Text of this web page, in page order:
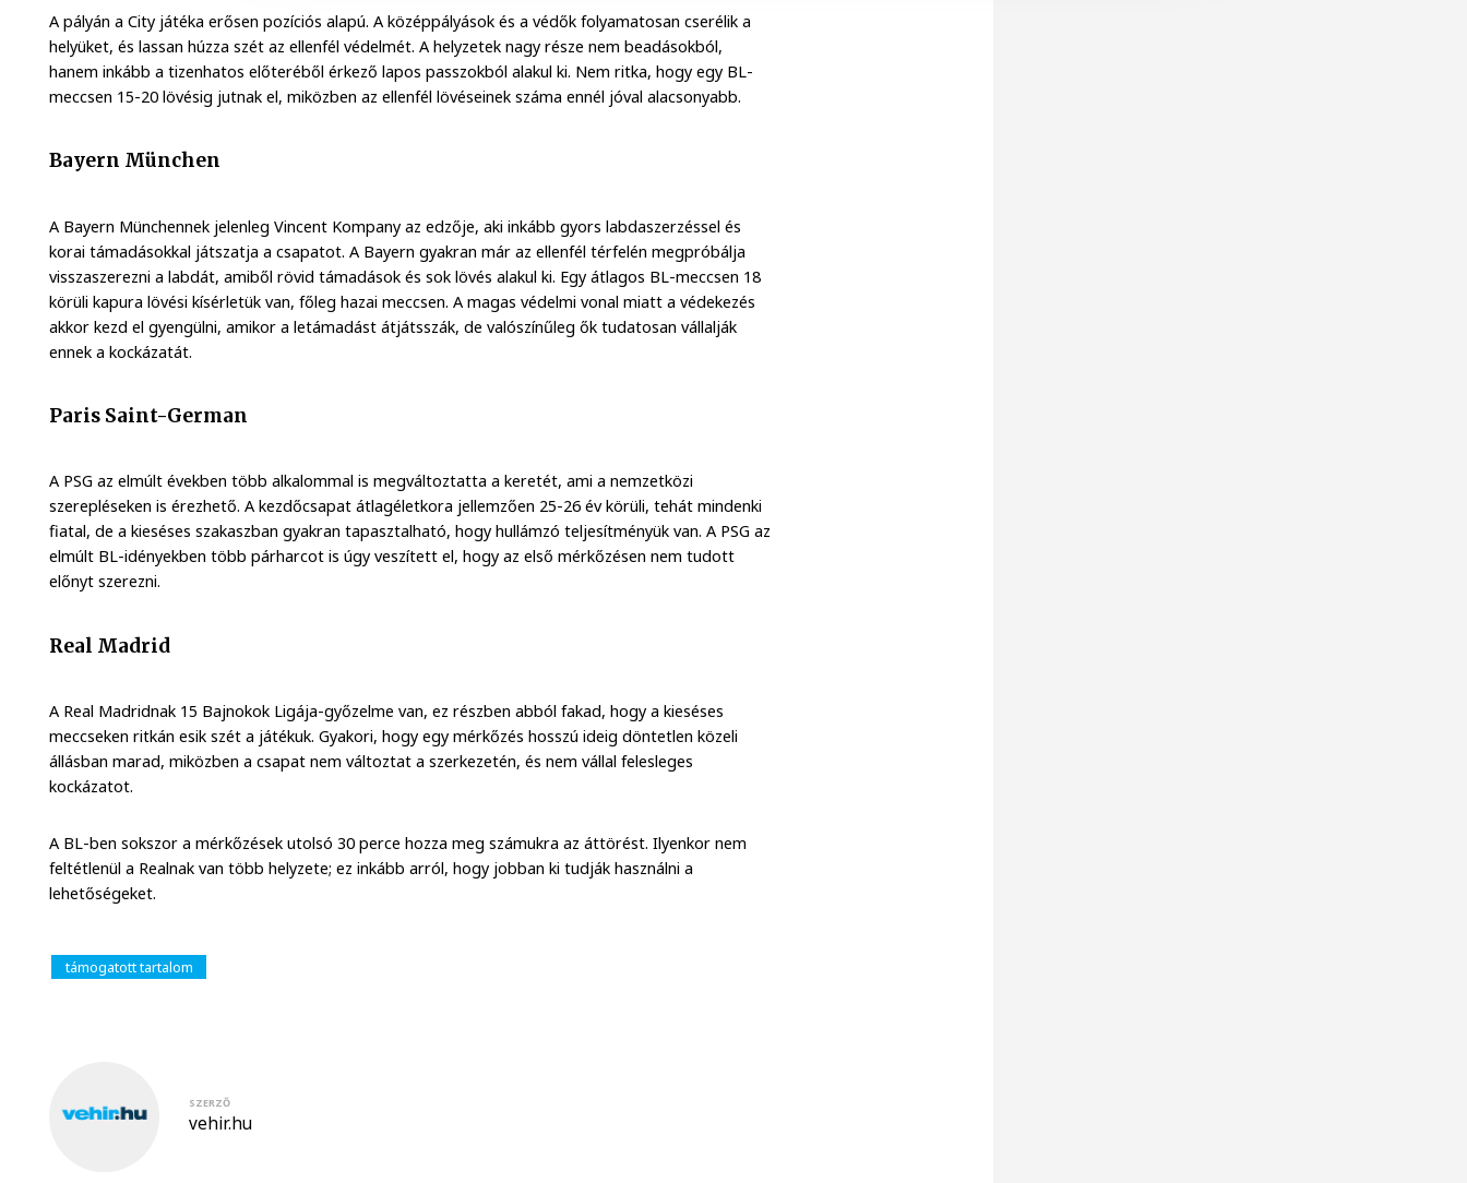
A pályán a City játéka erősen pozíciós alapú. A középpályások és a védők folyamatosan cserélik a
helyüket, és lassan húzza szét az ellenfél védelmét. A helyzetek nagy része nem beadásokból,
hanem inkább a tizenhatos előteréből érkező lapos passzokból alakul ki. Nem ritka, hogy egy BL-
meccsen 15-20 lövésig jutnak el, miközben az ellenfél lövéseinek száma ennél jóval alacsonyabb.
Bayern München
A Bayern Münchennek jelenleg Vincent Kompany az edzője, aki inkább gyors labdaszerzéssel és
korai támadásokkal játszatja a csapatot. A Bayern gyakran már az ellenfél térfelén megpróbálja
visszaszerezni a labdát, amiből rövid támadások és sok lövés alakul ki. Egy átlagos BL-meccsen 18
körüli kapura lövési kísérletük van, főleg hazai meccsen. A magas védelmi vonal miatt a védekezés
akkor kezd el gyengülni, amikor a letámadást átjátsszák, de valószínűleg ők tudatosan vállalják
ennek a kockázatát.
Paris Saint-German
A PSG az elmúlt években több alkalommal is megváltoztatta a keretét, ami a nemzetközi
szerepléseken is érezhető. A kezdőcsapat átlagéletkora jellemzően 25-26 év körüli, tehát mindenki
fiatal, de a kieséses szakaszban gyakran tapasztalható, hogy hullámzó teljesítményük van. A PSG az
elmúlt BL-idényekben több párharcot is úgy veszített el, hogy az első mérkőzésen nem tudott
előnyt szerezni.
Real Madrid
A Real Madridnak 15 Bajnokok Ligája-győzelme van, ez részben abból fakad, hogy a kieséses
meccseken ritkán esik szét a játékuk. Gyakori, hogy egy mérkőzés hosszú ideig döntetlen közeli
állásban marad, miközben a csapat nem változtat a szerkezetén, és nem vállal felesleges
kockázatot.
A BL-ben sokszor a mérkőzések utolsó 30 perce hozza meg számukra az áttörést. Ilyenkor nem
feltétlenül a Realnak van több helyzete; ez inkább arról, hogy jobban ki tudják használni a
lehetőségeket.
támogatott tartalom
SZERZŐ
vehir.hu